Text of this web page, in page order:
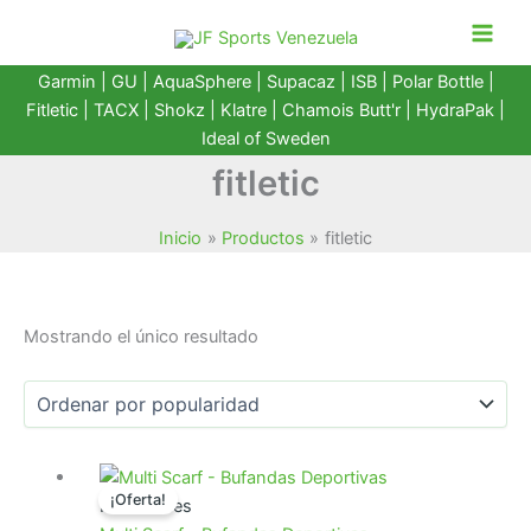
contenido
Garmin GU AquaSphere| Supacaz | ISB | Polar Bottle|
Fitletic
TACX Shokz Klatre Chamois Butt'r HydraPak
Ideal of Sweden
fitletic
Inicio Productos fitletic
Mostrando el único resultado
¡Oferta!
Novedades